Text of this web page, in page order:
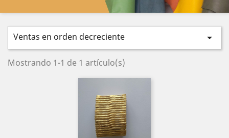
Ventas en orden decreciente 
Mostrando 1-1 de 1 artículo(s)